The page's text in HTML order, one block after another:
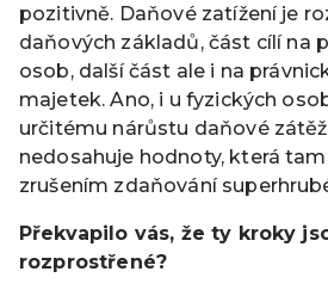
pozitivně. Daňové zatížení je
daňových základů, část cílí na
osob, další část ale i na
majetek. Ano, i u fyzických
určitému nárůstu daňové
nedosahuje hodnoty, která
zrušením zdaňování
Překvapilo vás, že ty kroky
rozprostřené?